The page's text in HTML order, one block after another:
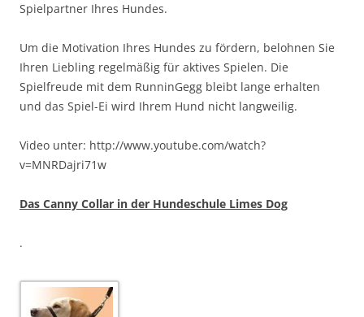
Spielpartner Ihres Hundes.
Um die Motivation Ihres Hundes zu fördern, belohnen Sie
Ihren Liebling regelmäßig für aktives Spielen. Die
Spielfreude mit dem RunninGegg bleibt lange erhalten
und das Spiel-Ei wird Ihrem Hund nicht langweilig.
Video unter: http://www.youtube.com/watch?
v=MNRDajri71w
Das Canny Collar in der Hundeschule Limes Dog
.